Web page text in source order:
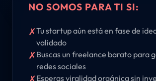
NO SOMOS PARA TI SI:
✗Tu startup aún está en fase de
validado
✗Buscas un freelance barato para
redes sociales
Esperas viralidad orgánica sin